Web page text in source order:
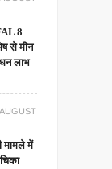
8
से मीन
लाभ
AUGUST
मामले में